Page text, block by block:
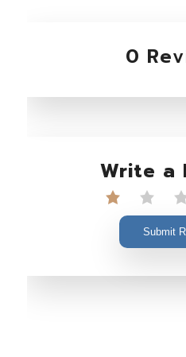
0
Write a
Submit